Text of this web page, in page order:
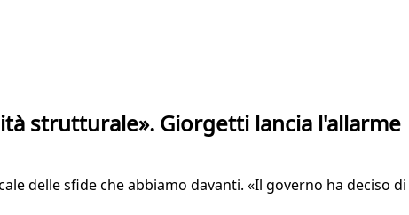
strutturale». Giorgetti lancia l'allarme
delle sfide che abbiamo davanti. «Il governo ha deciso